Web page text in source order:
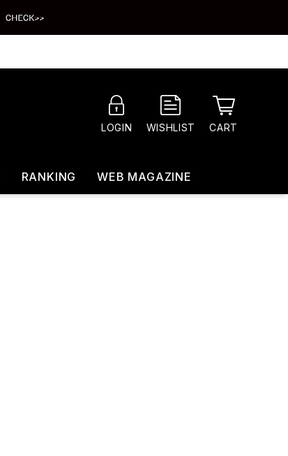
LOGIN WISHLIST CART
RANKING WEB MAGAZINE